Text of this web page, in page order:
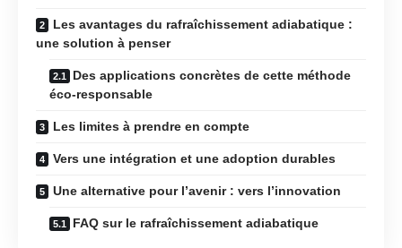
Les avantages du rafraîchissement adiabatique :
une solution à penser
Des applications concrètes de cette méthode
éco-responsable
Les limites à prendre en compte
Vers une intégration et une adoption durables
Une alternative pour l’avenir : vers l’innovation
FAQ sur le rafraîchissement adiabatique